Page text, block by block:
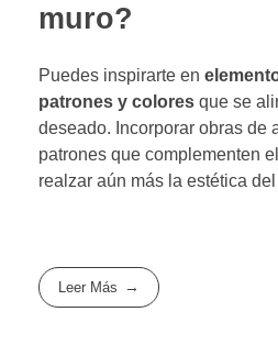
muro?
Puedes inspirarte en
patrones y colores que se
deseado. Incorporar obras de
patrones que complementen
realzar aún más la estética
Leer Más